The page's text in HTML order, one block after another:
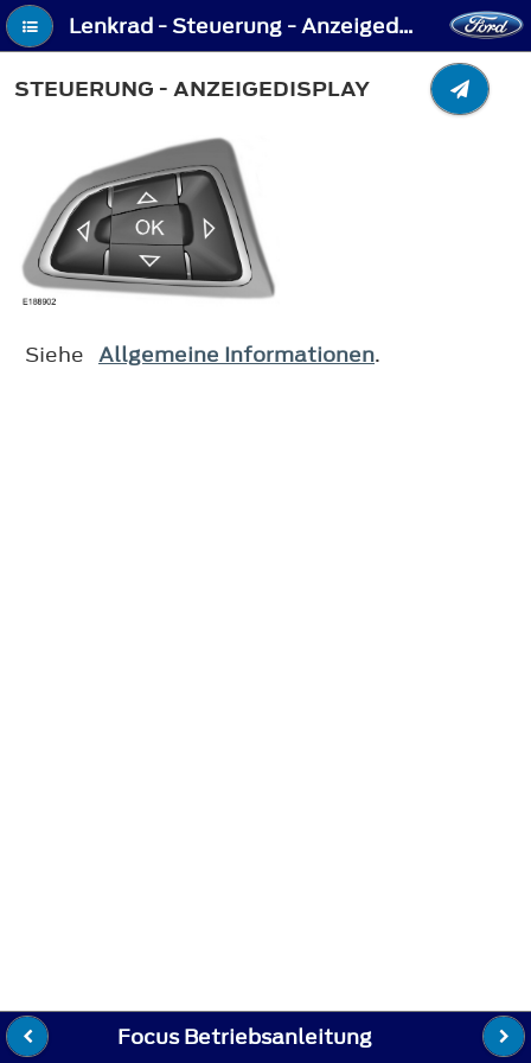
Lenkrad - Steuerung - Anzeigedisplay
STEUERUNG - ANZEIGEDISPLAY
Siehe Allgemeine Informationen.
Focus Betriebsanleitung